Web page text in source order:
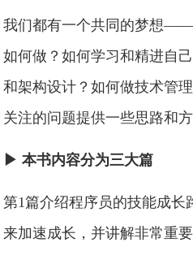
我们都有一个共同的梦想——
如何做？如何学习和精进自
和架构设计？如何做技术管
关注的问题提供一些思路和方
▶ 本书内容分为三大篇
第1篇介绍程序员的技能成长
来加速成长，并讲解非常重